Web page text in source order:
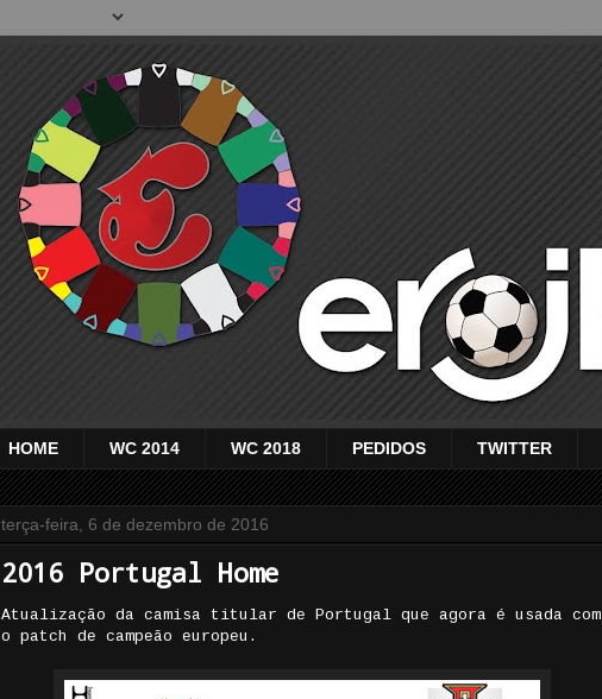
HOME WC 2014 WC 2018 PEDIDOS TWITTER
terça-feira, 6 de dezembro de 2016
2016 Portugal Home
Atualização da camisa titular de Portugal que agora é usada com
o patch de campeão europeu.